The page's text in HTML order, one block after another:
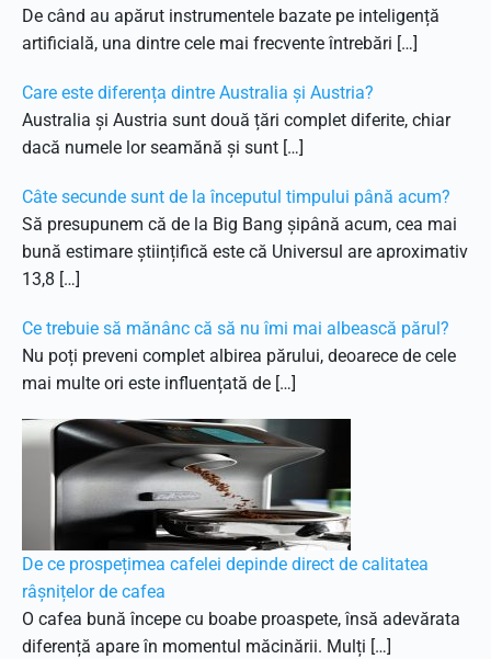
De când au apărut instrumentele bazate pe inteligență
artificială, una dintre cele mai frecvente întrebări […]
Care este diferența dintre Australia și Austria?
Australia și Austria sunt două țări complet diferite, chiar
dacă numele lor seamănă și sunt […]
Câte secunde sunt de la începutul timpului până acum?
Să presupunem că de la Big Bang șipână acum, cea mai
bună estimare științifică este că Universul are aproximativ
13,8 […]
Ce trebuie să mănânc că să nu îmi mai albească părul?
Nu poți preveni complet albirea părului, deoarece de cele
mai multe ori este influențată de […]
De ce prospețimea cafelei depinde direct de calitatea
râșnițelor de cafea
O cafea bună începe cu boabe proaspete, însă adevărata
diferență apare în momentul măcinării. Mulți […]